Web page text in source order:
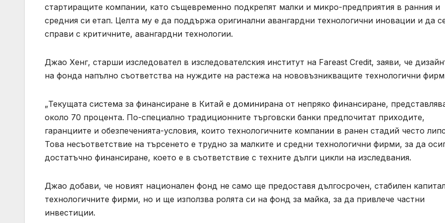
стартиращите компании, като същевременно подкрепят малки и микро-предприятия в ранния и
средния си етап. Целта му е да поддържа оригинални авангардни технологични иновации и да
справи с критичните, авангардни технологии.
Джао Хенг, старши изследовател в изследователския институт на Fareast Credit, заяви, че
на фонда напълно съответства на нуждите на растежа на нововъзникващите технологични
„Текущата система за финансиране в Китай е доминирана от непряко финансиране,
около 70 процента. По-специално традиционните търговски банки предпочитат приходите,
гаранциите и обезпеченията-условия, които технологичните компании в ранен стадий често
Това несъответствие на търсенето е трудно за малките и средни технологични фирми, за да
достатъчно финансиране, което е в съответствие с техните дълги цикли на изследвания.
Джао добави, че новият национален фонд не само ще предоставя дългосрочен, стабилен
технологичните фирми, но и ще използва ролята си на фонд за майка, за да привлече частни
инвестиции.